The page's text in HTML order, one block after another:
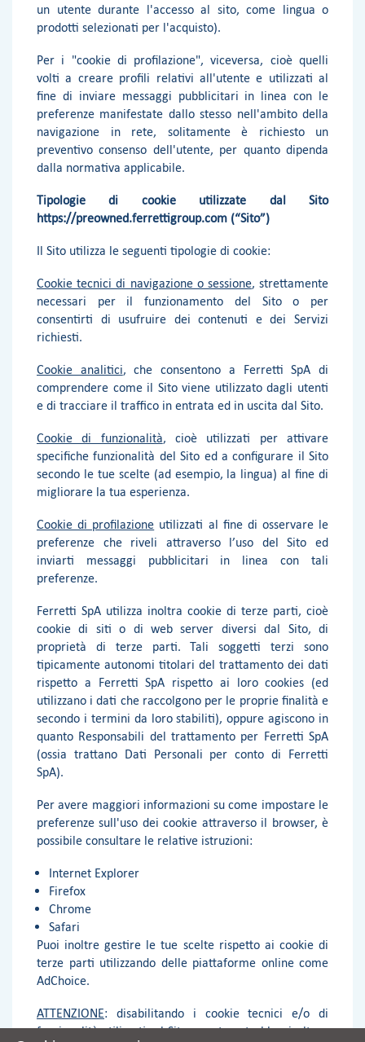
un utente durante l'accesso al sito, come lingua o
prodotti selezionati per l'acquisto).
Per i "cookie di profilazione", viceversa, cioè quelli
volti a creare profili relativi all'utente e utilizzati al
fine di inviare messaggi pubblicitari in linea con le
preferenze manifestate dallo stesso nell'ambito della
navigazione in rete, solitamente è richiesto un
preventivo consenso dell'utente, per quanto dipenda
dalla normativa applicabile.
Tipologie di cookie utilizzate dal Sito
https://preowned.ferrettigroup.com (“Sito”)
Il Sito utilizza le seguenti tipologie di cookie:
Cookie tecnici di navigazione o sessione, strettamente
necessari per il funzionamento del Sito o per
consentirti di usufruire dei contenuti e dei Servizi
richiesti.
Cookie analitici, che consentono a Ferretti SpA di
comprendere come il Sito viene utilizzato dagli utenti
e di tracciare il traffico in entrata ed in uscita dal Sito.
Cookie di funzionalità, cioè utilizzati per attivare
specifiche funzionalità del Sito ed a configurare il Sito
secondo le tue scelte (ad esempio, la lingua) al fine di
migliorare la tua esperienza.
Cookie di profilazione utilizzati al fine di osservare le
preferenze che riveli attraverso l’uso del Sito ed
inviarti messaggi pubblicitari in linea con tali
preferenze.
Ferretti SpA utilizza inoltra cookie di terze parti, cioè
cookie di siti o di web server diversi dal Sito, di
proprietà di terze parti. Tali soggetti terzi sono
tipicamente autonomi titolari del trattamento dei dati
rispetto a Ferretti SpA rispetto ai loro cookies (ed
utilizzano i dati che raccolgono per le proprie finalità e
secondo i termini da loro stabiliti), oppure agiscono in
quanto Responsabili del trattamento per Ferretti SpA
(ossia trattano Dati Personali per conto di Ferretti
SpA).
Per avere maggiori informazioni su come impostare le
preferenze sull'uso dei cookie attraverso il browser, è
possibile consultare le relative istruzioni:
Internet Explorer
Firefox
Chrome
Safari
Puoi inoltre gestire le tue scelte rispetto ai cookie di
terze parti utilizzando delle piattaforme online come
AdChoice.
ATTENZIONE: disabilitando i cookie tecnici e/o di
funzionalità utilizzati sul Sito, questo potrebbe risultare